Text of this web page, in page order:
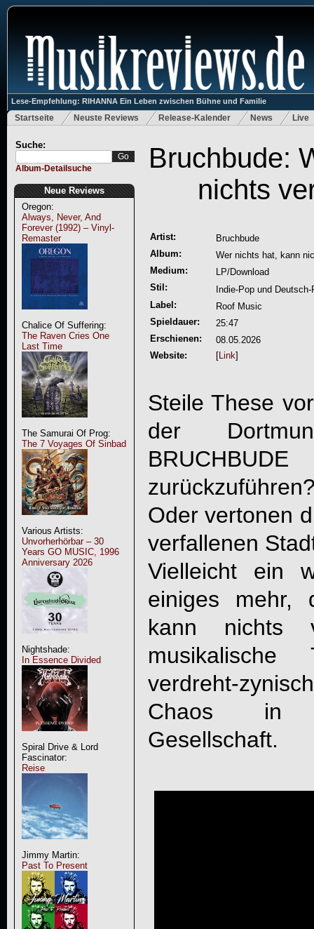
Lese-Empfehlung: RIHANNA Ein Leben zwischen Bühne und Familie
Startseite Neuste Reviews Release-Kalender News Live
Suche:
Album-Detailsuche
Neue Reviews
Oregon:
Always, Never, And
Forever (1992) – Vinyl-
Remaster
Chalice Of Suffering:
The Raven Cries One
Last Time
The Samurai Of Prog:
The 7 Voyages Of Sinbad
Various Artists:
Unvorherhörbar – 30
Years GO MUSIC, 1996
Anniversary 2026
Nightshade:
In Essence Divided
Spiral Drive & Lord
Fascinator:
Reise
Jimmy Martin:
Past To Present
Bruchbude:
nichts
Artist:
Bruchbude
Album:
Wer nichts hat, kann
Medium:
LP/Download
Stil:
Indie-Pop und Deutsch-
Label:
Roof Music
Spieldauer:
25:47
Erschienen:
08.05.2026
Website:
[Link]
Steile These
der
BRUCHBUDE
Oder vertonen
verfallenen
Vielleicht ein
einiges mehr,
kann nichts
verdreht-
Chaos in
Gesellschaft.